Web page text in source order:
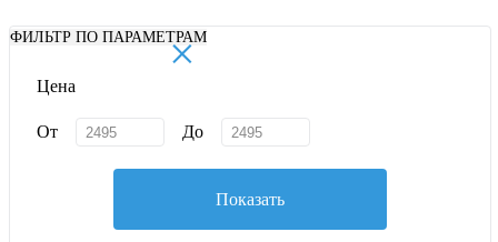
ФИЛЬТР ПО ПАРАМЕТРАМ
×
Цена
От До
Показать